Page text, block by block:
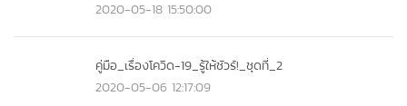
2020-05-18 15:50:00
คู่มือ_เรื่องโควิด-19_รู้ให้ชัวร์!_ชุดที่_2
2020-05-06 12:17:09